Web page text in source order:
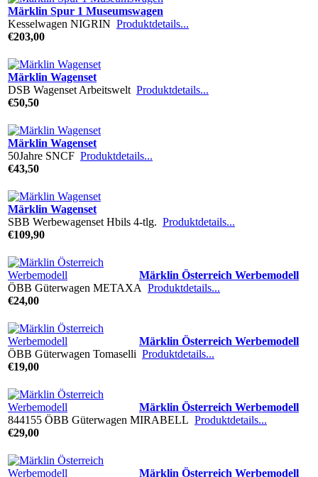
Märklin Spur 1 Museumswagen
Kesselwagen NIGRIN Produktdetails...
€203,00
Märklin Wagenset
DSB Wagenset Arbeitswelt Produktdetails...
€50,50
Märklin Wagenset
50Jahre SNCF Produktdetails...
€43,50
Märklin Wagenset
SBB Werbewagenset Hbils 4-tlg. Produktdetails...
€109,90
Märklin Österreich Werbemodell
ÖBB Güterwagen METAXA Produktdetails...
€24,00
Märklin Österreich Werbemodell
ÖBB Güterwagen Tomaselli Produktdetails...
€19,00
Märklin Österreich Werbemodell
844155 ÖBB Güterwagen MIRABELL Produktdetails...
€29,00
Märklin Österreich Werbemodell